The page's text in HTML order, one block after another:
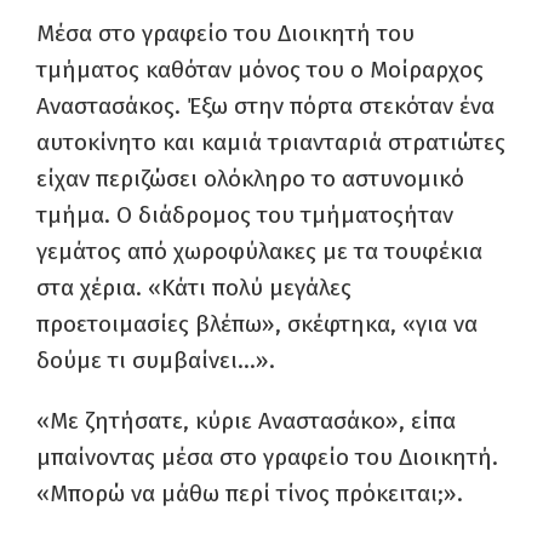
Μέσα στο γραφείο του Διοικητή του
τμήματος καθόταν μόνος του ο Μοίραρχος
Αναστασάκος. Έξω στην πόρτα στεκόταν ένα
αυτοκίνητο και καμιά τριανταριά στρατιώτες
είχαν περιζώσει ολόκληρο το αστυνομικό
τμήμα. Ο διάδρομος του τμήματοςήταν
γεμάτος από χωροφύλακες με τα τουφέκια
στα χέρια. «Κάτι πολύ μεγάλες
προετοιμασίες βλέπω», σκέφτηκα, «για να
δούμε τι συμβαίνει…».
«Με ζητήσατε, κύριε Αναστασάκο», είπα
μπαίνοντας μέσα στο γραφείο του Διοικητή.
«Μπορώ να μάθω περί τίνος πρόκειται;».